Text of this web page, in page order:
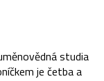
studia
je četba a